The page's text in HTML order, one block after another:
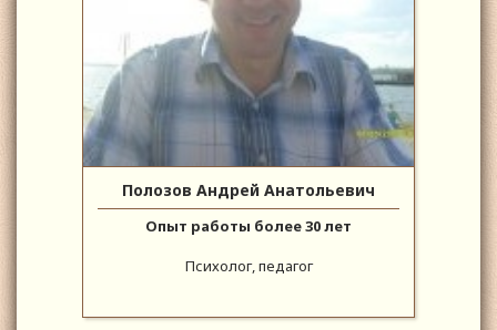
Полозов Андрей Анатольевич
Опыт работы более 30 лет
Психолог, педагог